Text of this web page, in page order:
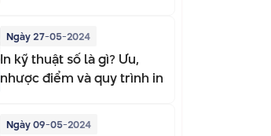
Ngày 27-05-2024
In kỹ thuật số là gì? Ưu,
nhược điểm và quy trình in
Ngày 09-05-2024